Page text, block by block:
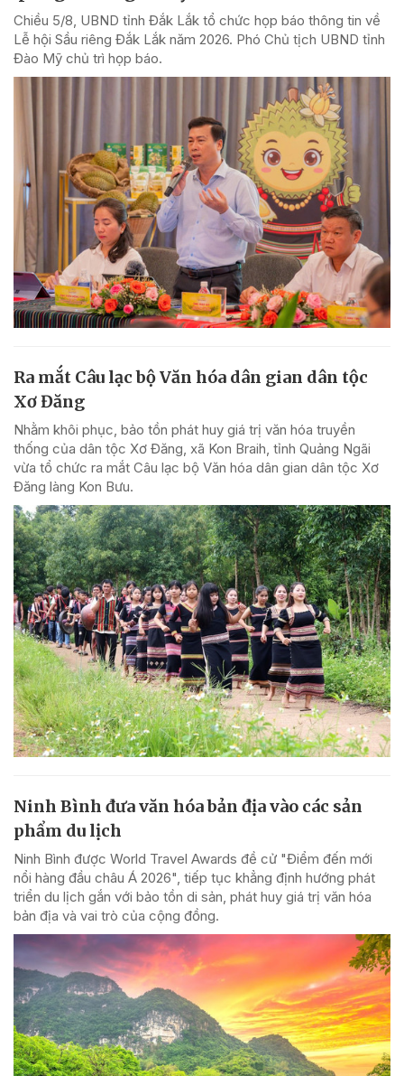
Chiều 5/8, UBND tỉnh Đắk Lắk tổ chức họp báo thông tin về
Lễ hội Sầu riêng Đắk Lắk năm 2026. Phó Chủ tịch UBND tỉnh
Đào Mỹ chủ trì họp báo.
Ra mắt Câu lạc bộ Văn hóa dân gian dân tộc
Xơ Đăng
Nhằm khôi phục, bảo tồn phát huy giá trị văn hóa truyền
thống của dân tộc Xơ Đăng, xã Kon Braih, tỉnh Quảng Ngãi
vừa tổ chức ra mắt Câu lạc bộ Văn hóa dân gian dân tộc Xơ
Đăng làng Kon Bưu.
Ninh Bình đưa văn hóa bản địa vào các sản
phẩm du lịch
Ninh Bình được World Travel Awards đề cử "Điểm đến mới
nổi hàng đầu châu Á 2026", tiếp tục khẳng định hướng phát
triển du lịch gắn với bảo tồn di sản, phát huy giá trị văn hóa
bản địa và vai trò của cộng đồng.